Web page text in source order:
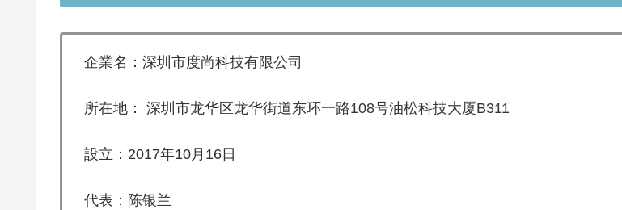
企業名：深圳市度尚科技有限公司
所在地： 深圳市龙华区龙华街道东环一路108号油松科技大厦B311
設立： 2017年10月16日
代表：陈银兰